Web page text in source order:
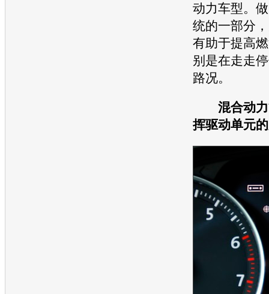
动力车型。
统的一部分
有助于提高
别是在走走
路况。
混合动力
挥驱动单元